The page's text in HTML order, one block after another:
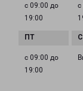
с 09:00 до
19:00
с
с 09:00 до
19:00